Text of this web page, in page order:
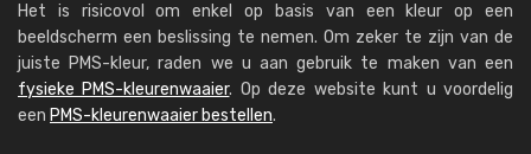
Het is risicovol om enkel op basis van een kleur op een
beeldscherm een beslissing te nemen. Om zeker te zijn van de
juiste PMS-kleur, raden we u aan gebruik te maken van een
fysieke PMS-kleurenwaaier. Op deze website kunt u voordelig
een PMS-kleurenwaaier bestellen.